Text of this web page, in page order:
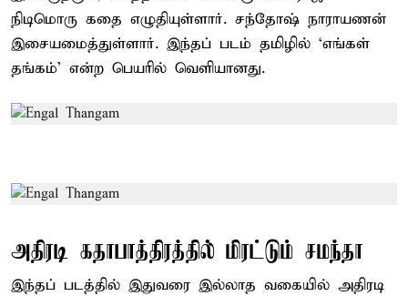
நிடிமொரு கதை எழுதியுள்ளார். சந்தோஷ் நாராயணன்
இசையமைத்துள்ளார். இந்தப் படம் தமிழில் ‘எங்கள்
தங்கம்’ என்ற பெயரில் வெளியானது.
அதிரடி கதாபாத்திரத்தில் மிரட்டும் சமந்தா
இந்தப் படத்தில் இதுவரை இல்லாத வகையில் அதிரடி